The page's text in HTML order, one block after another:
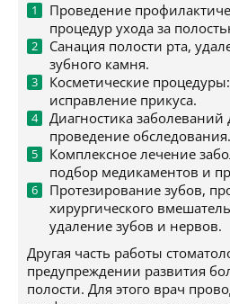
Проведение
процедур ухода за
Санация полости рта,
зубного камня.
Косметические
исправление прикуса.
Диагностика
проведение обследования.
Комплексное лечение
подбор медикаментов и
Протезирование зубов,
хирургического
удаление зубов и нервов.
Другая часть работы
предупреждении развития
полости. Для этого врач